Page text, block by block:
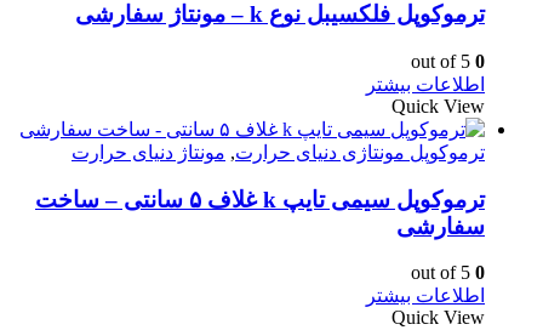
ترموکوپل فلکسیبل نوع k – مونتاژ سفارشی
0
اطلاعات بیشتر
Quick View
ترموکوپل مونتاژی دنیای حرارت, مونتاژ دنیای حرارت
ترموکوپل سیمی تایپ k غلاف ۵ سانتی – ساخت
سفارشی
0
اطلاعات بیشتر
Quick View